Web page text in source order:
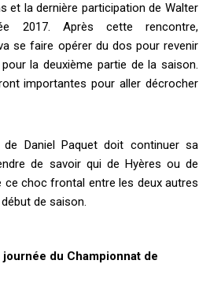
et la dernière participation de Walter
2017. Après cette rencontre,
se faire opérer du dos pour revenir
la deuxième partie de la saison.
importantes pour aller décrocher
Daniel Paquet doit continuer sa
de savoir qui de Hyères ou de
ce choc frontal entre les deux autres
de saison.
du Championnat de